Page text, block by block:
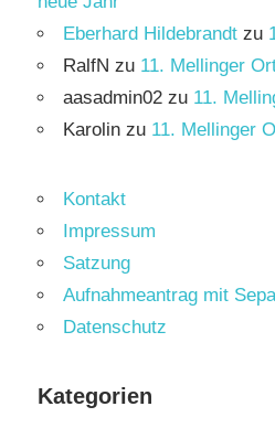
Eberhard Hildebrandt zu
RalfN zu 11. Mellinger
aasadmin02 zu 11.
Karolin zu 11. Mellinger
Kontakt
Impressum
Satzung
Aufnahmeantrag mit Sepa
Datenschutz
Kategorien